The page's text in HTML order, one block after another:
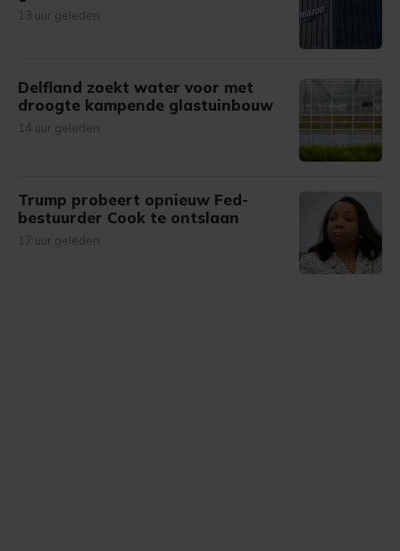
13 uur geleden
Delfland zoekt water voor met
droogte kampende glastuinbouw
14 uur geleden
Trump probeert opnieuw Fed-
bestuurder Cook te ontslaan
17 uur geleden